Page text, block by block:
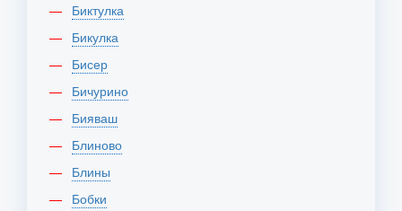
Биктулка
Бикулка
Бисер
Бичурино
Бияваш
Блиново
Блины
Бобки